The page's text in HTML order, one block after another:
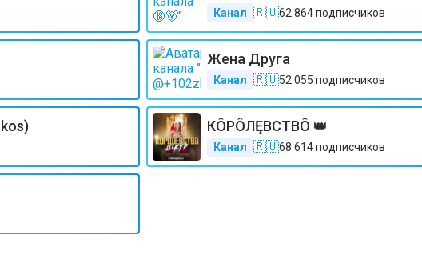
Канал 🇷🇺62 864подписчиков
Жена Друга
Канал 🇷🇺52 055 подписчиков
КÔРÔЛĘВCTBÔ 👑
Канал 🇷🇺68 614подписчиков